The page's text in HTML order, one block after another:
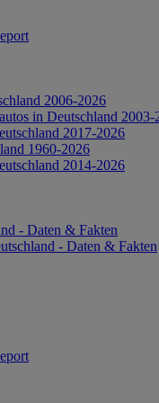
2006-2026
in Deutschland 2003-
2017-2026
1960-2026
2014-2026
- Daten & Fakten
- Daten & Fakten